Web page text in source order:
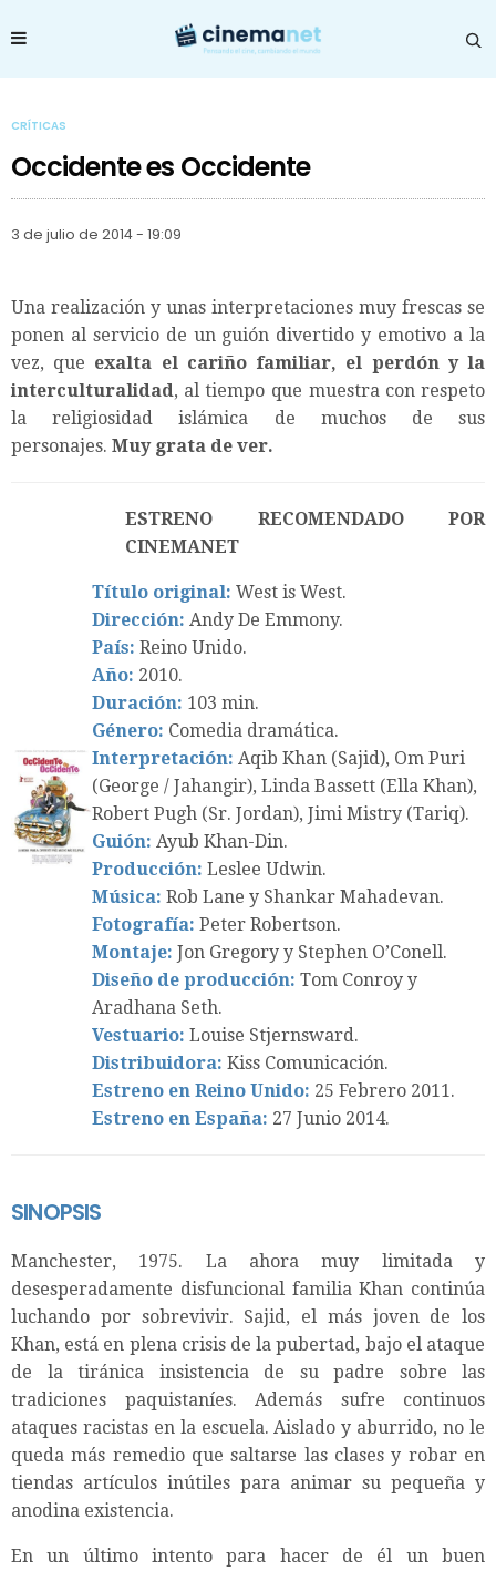
CRÍTICAS
Occidente es Occidente
3 de julio de 2014 - 19:09
Una realización y unas interpretaciones muy frescas se
ponen al servicio de un guión divertido y emotivo a la
vez, que exalta el cariño familiar, el perdón y la
interculturalidad, al tiempo que muestra con respeto
la religiosidad islámica de muchos de sus
personajes. Muy grata de ver.
ESTRENO RECOMENDADO POR
CINEMANET
Título original: West is West.
Dirección: Andy De Emmony.
País: Reino Unido.
Año: 2010.
Duración: 103 min.
Género: Comedia dramática.
Interpretación: Aqib Khan (Sajid), Om Puri
(George / Jahangir), Linda Bassett (Ella Khan),
Robert Pugh (Sr. Jordan), Jimi Mistry (Tariq).
Guión: Ayub Khan-Din.
Producción: Leslee Udwin.
Música: Rob Lane y Shankar Mahadevan.
Fotografía: Peter Robertson.
Montaje: Jon Gregory y Stephen O’Conell.
Diseño de producción: Tom Conroy y
Aradhana Seth.
Vestuario: Louise Stjernsward.
Distribuidora: Kiss Comunicación.
Estreno en Reino Unido: 25 Febrero 2011.
Estreno en España: 27 Junio 2014.
SINOPSIS
Manchester, 1975. La ahora muy limitada y
desesperadamente disfuncional familia Khan continúa
luchando por sobrevivir. Sajid, el más joven de los
Khan, está en plena crisis de la pubertad, bajo el ataque
de la tiránica insistencia de su padre sobre las
tradiciones paquistaníes. Además sufre continuos
ataques racistas en la escuela. Aislado y aburrido, no le
queda más remedio que saltarse las clases y robar en
tiendas artículos inútiles para animar su pequeña y
anodina existencia.
En un último intento para hacer de él un buen